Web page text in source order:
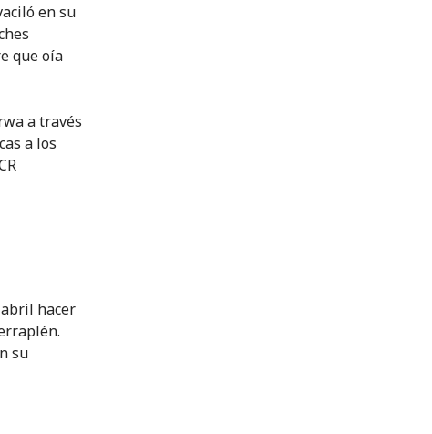
en su
que oía
a través
a los
hacer
su